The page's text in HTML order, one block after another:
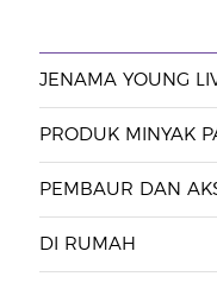
JENAMA YOUNG
PRODUK MINYAK
PEMBAUR DAN
DI RUMAH